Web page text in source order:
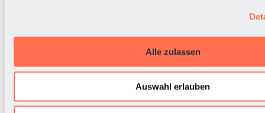
Alle zulassen
Auswahl erlauben